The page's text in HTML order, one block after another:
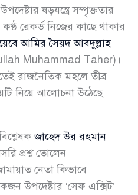
ষড়যন্ত্রে সম্পৃক্ততার
রেকর্ড নিজের কাছে থাকার
আমির সৈয়দ আবদুল্লাহ
Muhammad Taher)।
রাজনৈতিক মহলে তীব্র
নিয়ে আলোচনা উঠেছে
জাহেদ উর রহমান
প্রশ্ন তোলেন
নেতা কিভাবে
উপদেষ্টার ‘সেফ এক্সিট’